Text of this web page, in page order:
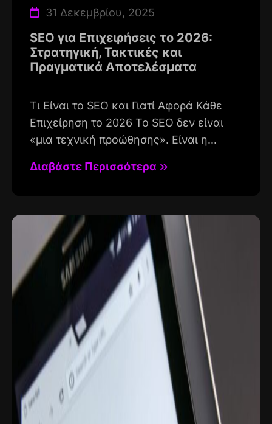
31 Δεκεμβρίου, 2025
SEO για Επιχειρήσεις το 2026:
Στρατηγική, Τακτικές και
Πραγματικά Αποτελέσματα
Τι Είναι το SEO και Γιατί Αφορά Κάθε
Επιχείρηση το 2026 Το SEO δεν είναι
«μια τεχνική προώθησης». Είναι η...
Διαβάστε Περισσότερα